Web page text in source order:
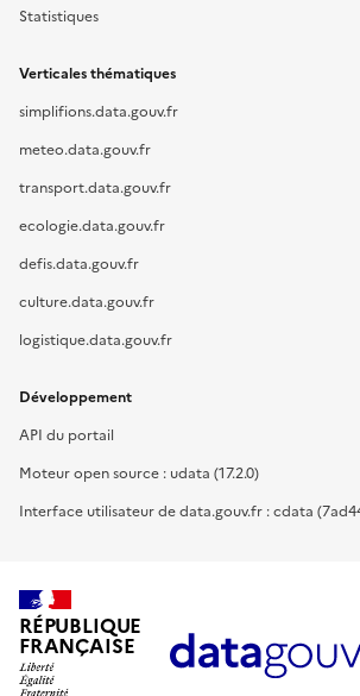
Statistiques
Verticales thématiques
simplifions.data.gouv.fr
meteo.data.gouv.fr
transport.data.gouv.fr
ecologie.data.gouv.fr
defis.data.gouv.fr
culture.data.gouv.fr
logistique.data.gouv.fr
Développement
API du portail
Moteur open source : udata (17.2.0)
Interface utilisateur de data.gouv.fr : cdata
RÉPUBLIQUE
FRANÇAISE